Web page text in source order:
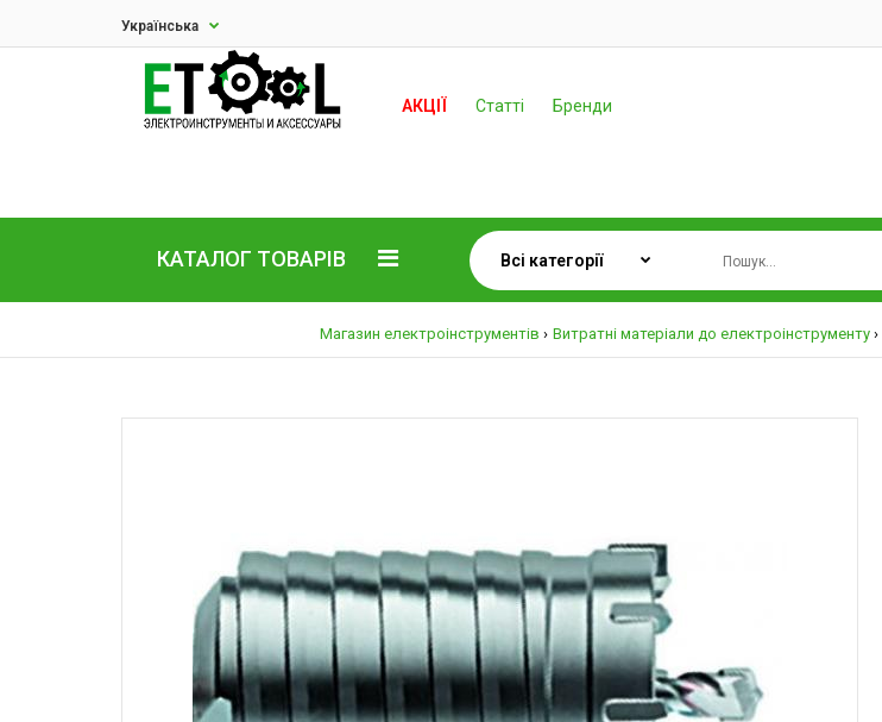
Українська
АКЦІЇ Статті Бренди
КАТАЛОГ ТОВАРІВ
Магазин електроінструментів Витратні матеріали до електроінструменту